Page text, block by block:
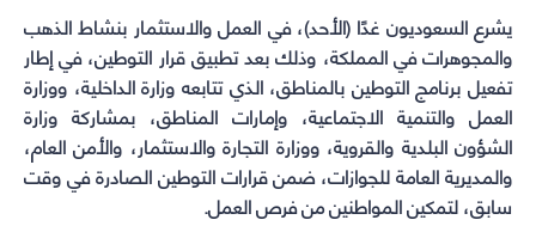
يشرع السعوديون غدًا (الأحد)، في العمل والاستثمار بنشاط الذهب
والمجوهرات في المملكة، وذلك بعد تطبيق قرار التوطين، في إطار
تفعيل برنامج التوطين بالمناطق، الذي تتابعه وزارة الداخلية، ووزارة
العمل والتنمية الاجتماعية، وإمارات المناطق، بمشاركة وزارة
الشؤون البلدية والقروية، ووزارة التجارة والاستثمار، والأمن العام،
والمديرية العامة للجوازات، ضمن قرارات التوطين الصادرة في وقت
سابق، لتمكين المواطنين من فرص العمل.
window)
window)
window)
window)